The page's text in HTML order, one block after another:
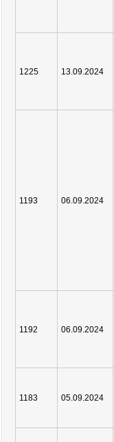
1225 13.09.2024
1193 06.09.2024
1192 06.09.2024
1183 05.09.2024